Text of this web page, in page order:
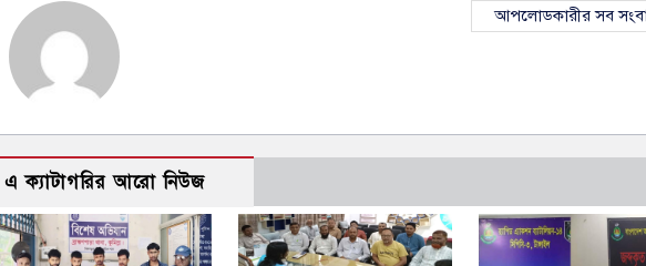
আপলোডকারীর সব
এ ক্যাটাগরির আরো নিউজ